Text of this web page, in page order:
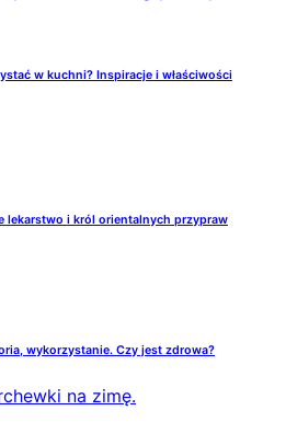
w kuchni? Inspiracje i właściwości
lekarstwo i król orientalnych przypraw
wykorzystanie. Czy jest zdrowa?